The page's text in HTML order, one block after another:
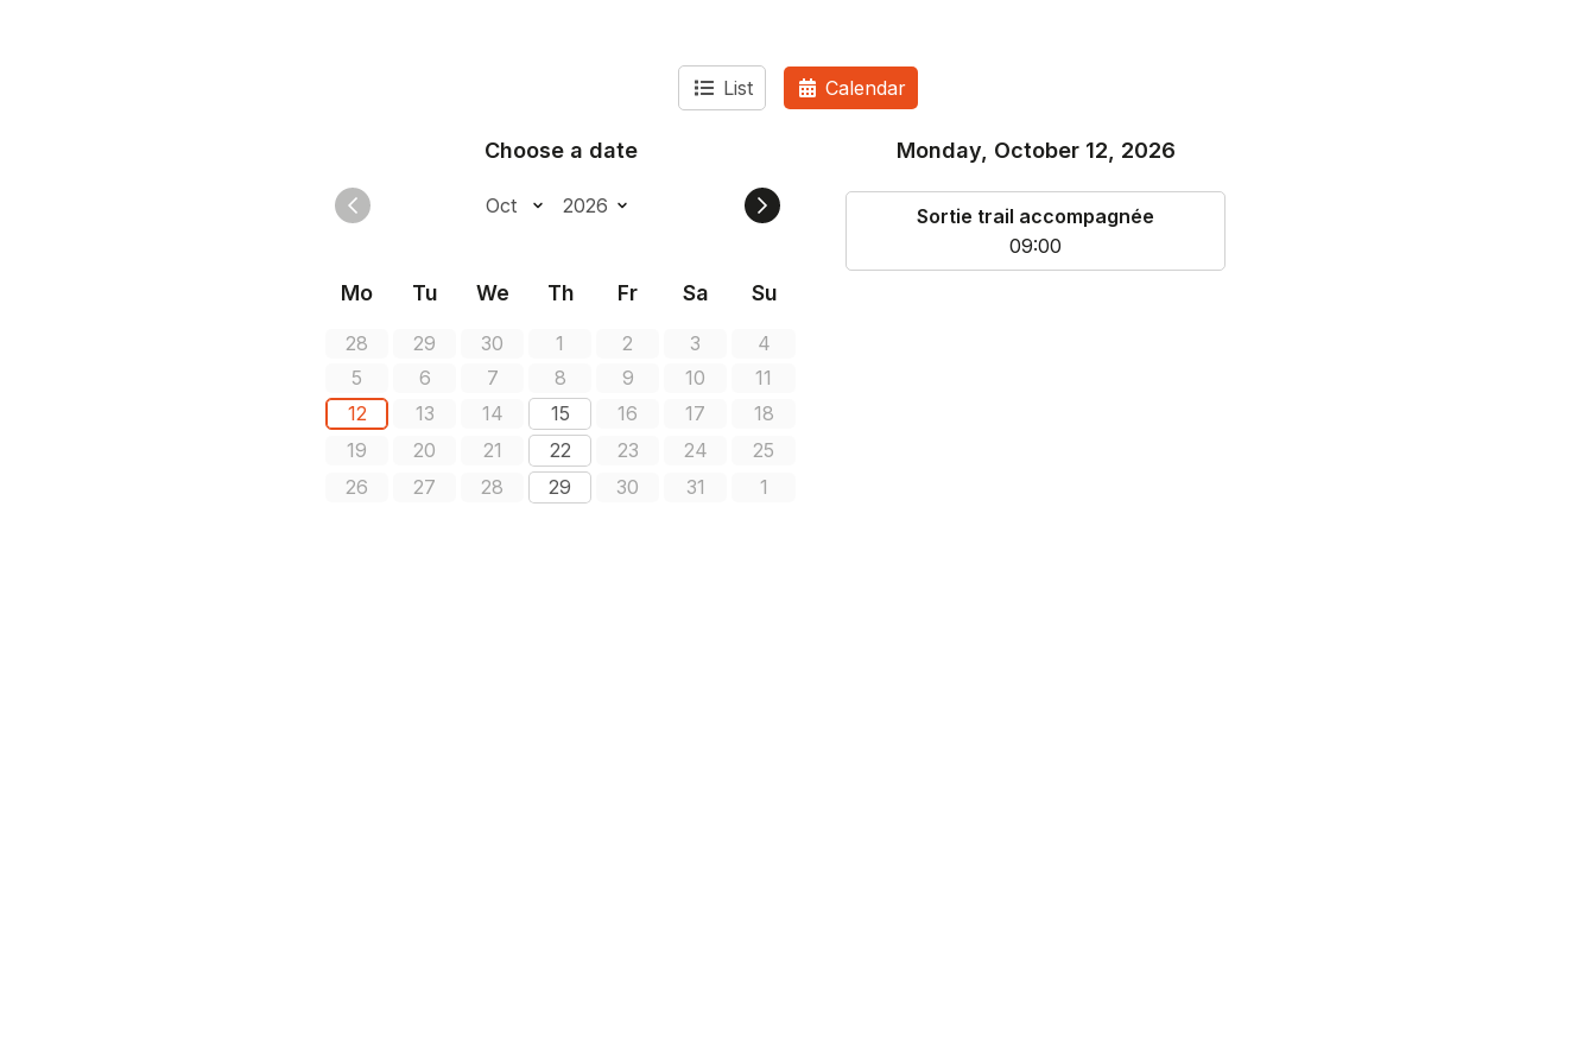
List Calendar
Choose a date
Mo Tu We Th Fr Sa Su
28 29 30 1 2 3
4
5
6 7 8 9 10
11
12
13 14 15 16 17
18
19
20 21 22 23 24
25
26
27 28 29 30 31 1
Monday, October 12, 2026
Sortie trail accompagnée
09:00